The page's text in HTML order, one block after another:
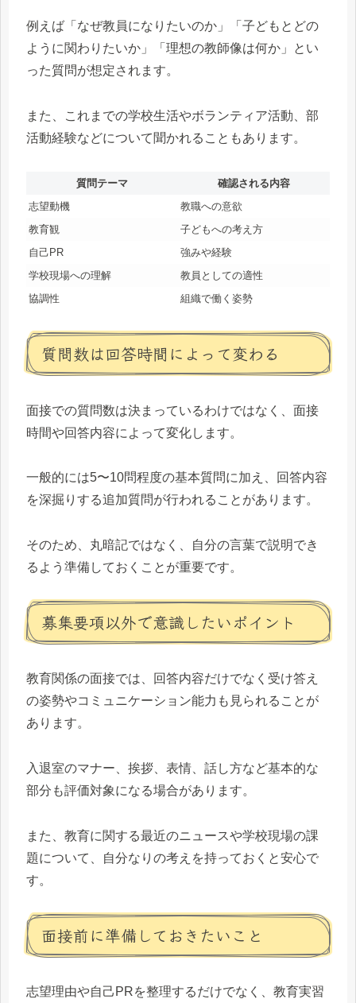
例えば「なぜ教員になりたいのか」「子どもとどの
ように関わりたいか」「理想の教師像は何か」とい
った質問が想定されます。
また、これまでの学校生活やボランティア活動、部
活動経験などについて聞かれることもあります。
質問テーマ
確認される内容
志望動機
教職への意欲
教育観
子どもへの考え方
自己PR
強みや経験
学校現場への理解
教員としての適性
協調性
組織で働く姿勢
質問数は回答時間によって変わる
面接での質問数は決まっているわけではなく、面接
時間や回答内容によって変化します。
一般的には5〜10問程度の基本質問に加え、回答内容
を深掘りする追加質問が行われることがあります。
そのため、丸暗記ではなく、自分の言葉で説明でき
るよう準備しておくことが重要です。
募集要項以外で意識したいポイント
教育関係の面接では、回答内容だけでなく受け答え
の姿勢やコミュニケーション能力も見られることが
あります。
入退室のマナー、挨拶、表情、話し方など基本的な
部分も評価対象になる場合があります。
また、教育に関する最近のニュースや学校現場の課
題について、自分なりの考えを持っておくと安心で
す。
面接前に準備しておきたいこと
志望理由や自己PRを整理するだけでなく、教育実習